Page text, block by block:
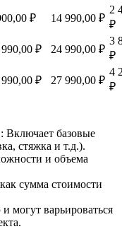
₽ 14 990,00 ₽
2
₽
990,00 ₽ 24 990,00 ₽
3
₽
990,00 ₽ 27 990,00 ₽
4
₽
Включает базовые
стяжка и т.д.).
и объема
сумма стоимости
могут варьироваться